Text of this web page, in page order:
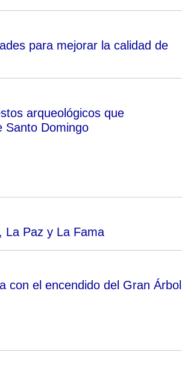
para mejorar la calidad de
arqueológicos que
Santo Domingo
La Paz y La Fama
con el encendido del Gran Árbol